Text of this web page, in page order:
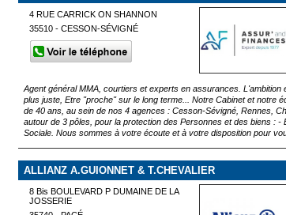
4 RUE CARRICK ON SHANNON
35510 - CESSON-SÉVIGNÉ
Agent général MMA, courtiers et experts en assurances. L'ambition
plus juste, Etre "proche" sur le long terme... Notre Cabinet et notre
de 40 ans, au sein de nos 4 agences : Cesson-Sévigné, Rennes,
autour de 3 pôles, pour la protection des Personnes et des biens :
Sociale. Nous sommes à votre écoute et à votre disposition pour
ALLIANZ A.GUIONNET & T.CHEVALIER
8 Bis BOULEVARD P DUMAINE DE LA
JOSSERIE